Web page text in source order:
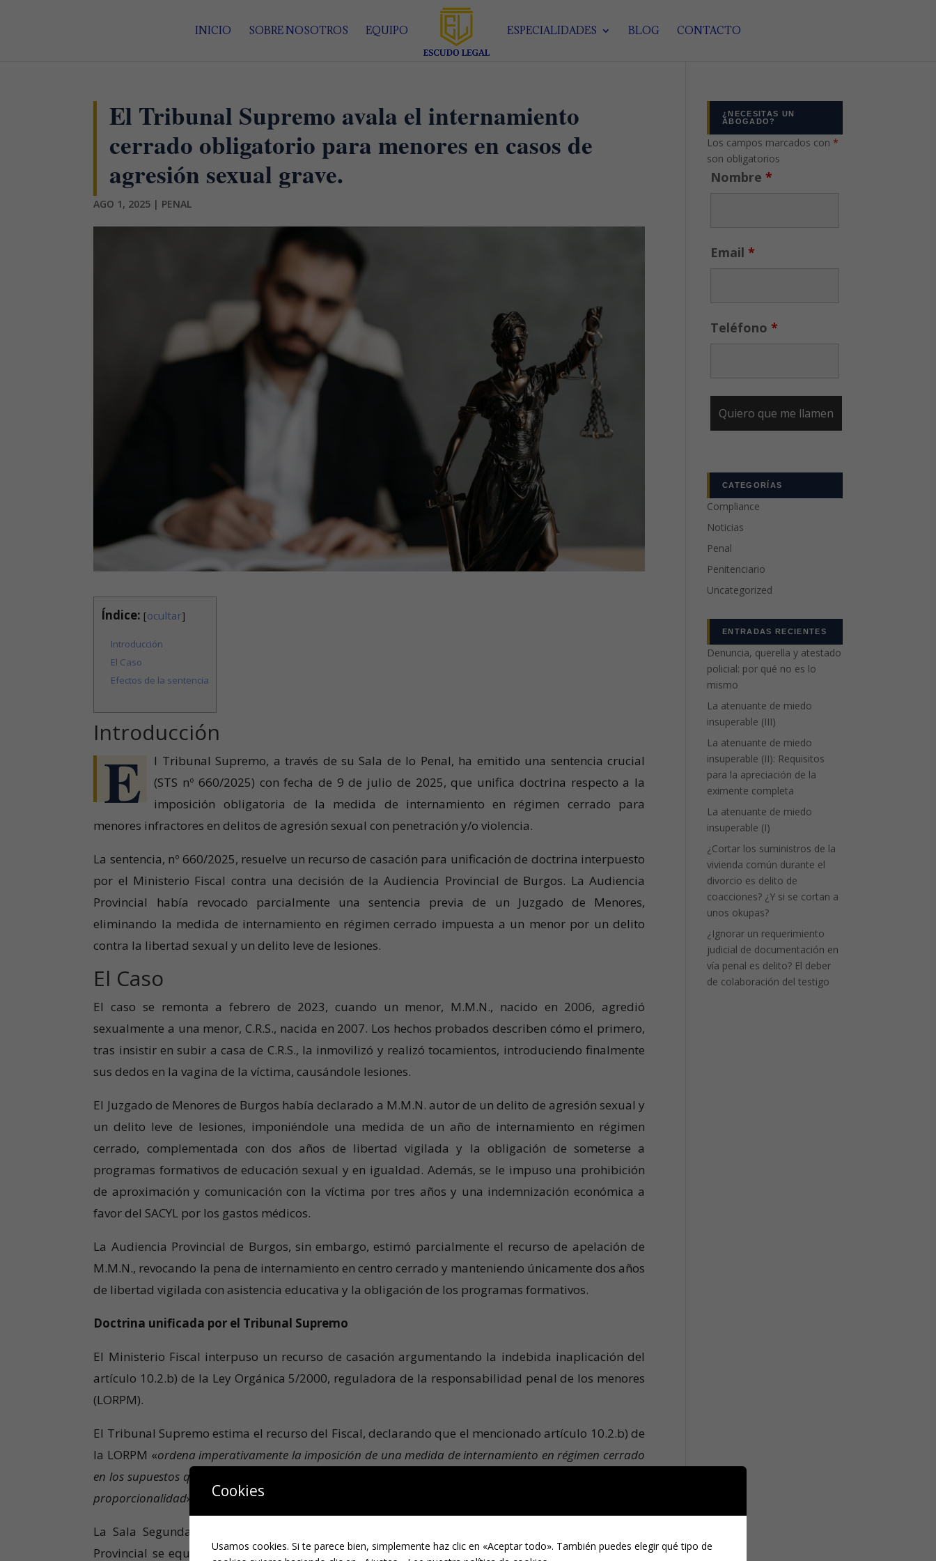
INICIO SOBRE NOSOTROS EQUIPO ESPECIALIDADES BLOG CONTACTO
El Tribunal Supremo avala el internamiento
cerrado obligatorio para menores en casos de
agresión sexual grave.
AGO 1, 2025 | PENAL
Índice: [ocultar]
Introducción
El Caso
Efectos de la sentencia
Introducción
E
l Tribunal Supremo, a través de su Sala de lo Penal, ha emitido una sentencia crucial
(STS nº 660/2025) con fecha de 9 de julio de 2025, que unifica doctrina respecto a la
imposición obligatoria de la medida de internamiento en régimen cerrado para
menores infractores en delitos de agresión sexual con penetración y/o violencia.
La sentencia, nº 660/2025, resuelve un recurso de casación para unificación de doctrina interpuesto
por el Ministerio Fiscal contra una decisión de la Audiencia Provincial de Burgos. La Audiencia
Provincial había revocado parcialmente una sentencia previa de un Juzgado de Menores,
eliminando la medida de internamiento en régimen cerrado impuesta a un menor por un delito
contra la libertad sexual y un delito leve de lesiones.
El Caso
El caso se remonta a febrero de 2023, cuando un menor, M.M.N., nacido en 2006, agredió
sexualmente a una menor, C.R.S., nacida en 2007. Los hechos probados describen cómo el primero,
tras insistir en subir a casa de C.R.S., la inmovilizó y realizó tocamientos, introduciendo finalmente
sus dedos en la vagina de la víctima, causándole lesiones.
El Juzgado de Menores de Burgos había declarado a M.M.N. autor de un delito de agresión sexual y
un delito leve de lesiones, imponiéndole una medida de un año de internamiento en régimen
cerrado, complementada con dos años de libertad vigilada y la obligación de someterse a
programas formativos de educación sexual y en igualdad. Además, se le impuso una prohibición
de aproximación y comunicación con la víctima por tres años y una indemnización económica a
favor del SACYL por los gastos médicos.
La Audiencia Provincial de Burgos, sin embargo, estimó parcialmente el recurso de apelación de
M.M.N., revocando la pena de internamiento en centro cerrado y manteniendo únicamente dos años
de libertad vigilada con asistencia educativa y la obligación de los programas formativos.
Doctrina unificada por el Tribunal Supremo
El Ministerio Fiscal interpuso un recurso de casación argumentando la indebida inaplicación del
artículo 10.2.b) de la Ley Orgánica 5/2000, reguladora de la responsabilidad penal de los menores
(LORPM).
El Tribunal Supremo estima el recurso del Fiscal, declarando que el mencionado artículo 10.2.b) de
la LORPM «ordena imperativamente la imposición de una medida de internamiento en régimen cerrado
en los supuestos que contempla; sin que sea legalmente factible excluirla por razones discrecionales o de
proporcionalidad».
La Sala Segunda subraya que la literalidad de la norma es «imperativa» y que la Audiencia
Provincial se equivocó al obviar esta literalidad basándose en el principio de flexibilidad o en la
¿NECESITAS UN
ABOGADO?
Los campos marcados con*
son obligatorios
Nombre*
Email*
Teléfono*
CATEGORÍAS
Compliance
Noticias
Penal
Penitenciario
Uncategorized
ENTRADAS RECIENTES
Denuncia, querella y atestado
policial: por qué no es lo
mismo
La atenuante de miedo
insuperable (III)
La atenuante de miedo
insuperable (II): Requisitos
para la apreciación de la
eximente completa
La atenuante de miedo
insuperable (I)
¿Cortar los suministros de la
vivienda común durante el
divorcio es delito de
coacciones? ¿Y si se cortan a
unos okupas?
¿Ignorar un requerimiento
judicial de documentación en
vía penal es delito? El deber
de colaboración del testigo
Cookies
Usamos cookies. Si te parece bien, simplemente haz clic en «Aceptar todo». También puedes elegir qué tipo de